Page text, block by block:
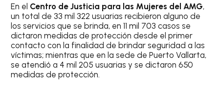
En el Centro de Justicia para las Mujeres del AMG,
un total de 33 mil 322 usuarias recibieron alguno de
los servicios que se brinda, en 11 mil 703 casos se
dictaron medidas de protección desde el primer
contacto con la finalidad de brindar seguridad a las
víctimas; mientras que en la sede de Puerto Vallarta,
se atendió a 4 mil 205 usuarias y se dictaron 650
medidas de protección.